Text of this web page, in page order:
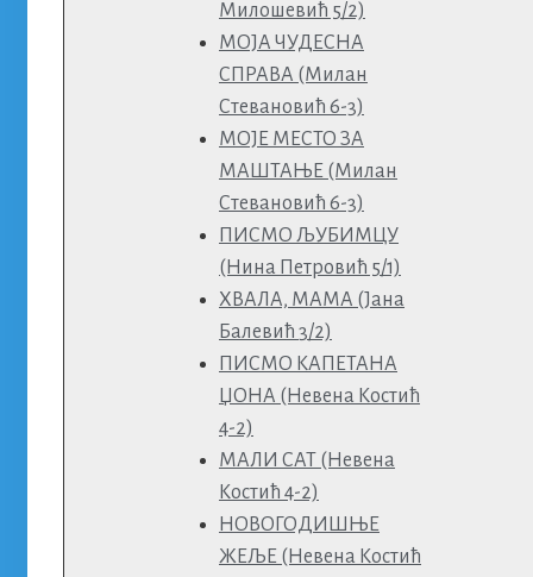
Милошевић 5/2)
МОЈА ЧУДЕСНА
СПРАВА (Милан
Стевановић 6-3)
МОЈЕ МЕСТО ЗА
МАШТАЊЕ (Милан
Стевановић 6-3)
ПИСМО ЉУБИМЦУ
(Нина Петровић 5/1)
ХВАЛА, МАМА (Јана
Балевић 3/2)
ПИСМО КАПЕТАНА
ЏОНА (Невена Костић
4-2)
МАЛИ САТ (Невена
Костић 4-2)
НОВОГОДИШЊЕ
ЖЕЉЕ (Невена Костић